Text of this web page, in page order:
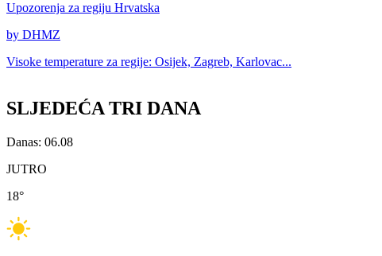
Upozorenja za regiju Hrvatska
by DHMZ
Visoke temperature za regije: Osijek, Zagreb, Karlovac...
SLJEDEĆA TRI DANA
Danas: 06.08
JUTRO
18°